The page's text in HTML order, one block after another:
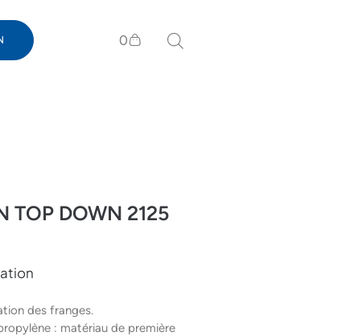
0
TOP DOWN 2125
des franges.
: matériau de première